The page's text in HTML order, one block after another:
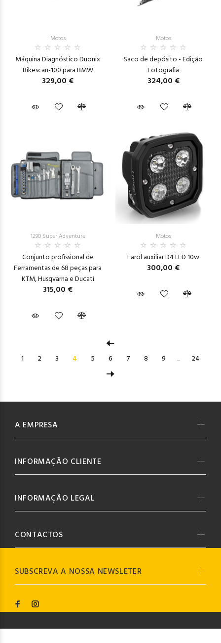
Motos
Máquina Diagnóstico Duonix
Bikescan-100 para BMW
329,00 €
Motos
Saco de depósito - Edição
Fotografia
324,00 €
1290 Super Adventure
Conjunto profissional de
Ferramentas de 68 peças para
KTM, Husqvarna e Ducati
315,00 €
Motos
Farol auxiliar D4 LED 10w
300,00 €
1 2 3 4 5 6 7 8 9 ... 24
SUBSCREVA A NOSSA NEWSLETER
A EMPRESA
INFORMAÇÃO CLIENTE
INFORMAÇÃO LEGAL
CONTACTOS